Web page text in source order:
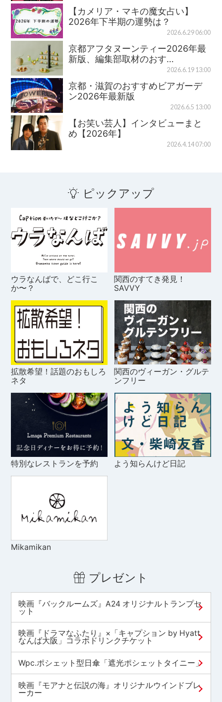
【カメリア・マキの魔女占い】
2026年下半期の運勢は？
2026.6.29 06:00
京都アフタヌーンティー2026年最
新版、編集部取材のおす…
2026.6.19 13:00
京都・滋賀のおすすめビアガーデ
ン2026年最新版
2026.6.5 13:00
【お笑い芸人】インタビューまと
め【2026年】
2026.4.14 07:00
ピックアップ
ウラなんばで、どこ行こ
か〜？
関西のすてき発見！
SAVVY
拡散希望！話題のおもしろ
ネタ
関西のヴィーガン・グルテ
ンフリー
特別なレストランを予約 よう知らんけど日記
Mikamikan
プレゼント
映画『バックルームズ』A24 オリジナルトランプセ
ット
映画『ドラマなふたり』×「キャプション by Hyatt
なんば大阪」コラボドリンクチケット
Wpc.ポシェット型日傘「遮光ポシェットタイニー」
映画『モアナと伝説の海』オリジナルウインドブレ
ーカー